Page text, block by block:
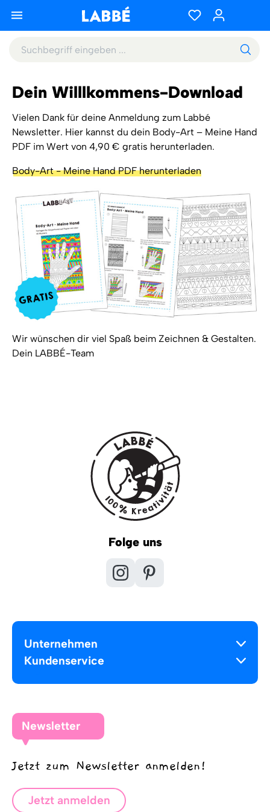
Dein Willlkommens-Download
Vielen Dank für deine Anmeldung zum Labbé
Newsletter. Hier kannst du dein Body-Art – Meine Hand
PDF im Wert von 4,90 € gratis herunterladen.
Body-Art - Meine Hand PDF herunterladen
Wir wünschen dir viel Spaß beim Zeichnen & Gestalten.
Dein LABBÉ-Team
Folge uns
Unternehmen
Kundenservice
Newsletter
Jetzt zum Newsletter anmelden!
Jetzt anmelden